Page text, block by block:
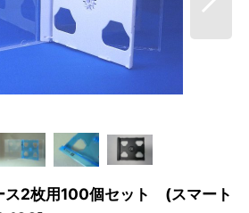
ス2枚用100個セット (スマート